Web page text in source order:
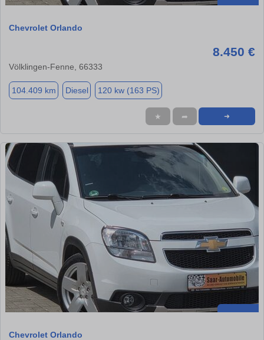
Chevrolet Orlando
8.450 €
Völklingen-Fenne, 66333
104.409 km Diesel 120 kw (163 PS)
★ ➦ ➜
Chevrolet Orlando